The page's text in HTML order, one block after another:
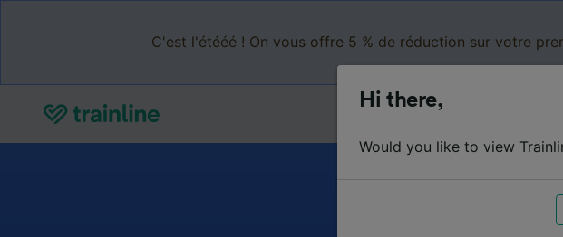
C'est l'étééé ! On vous offre 5 % de réduction sur votre
Hi there,
Would you like to view